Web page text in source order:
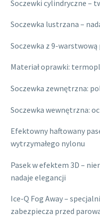
Soczewki cylindryczne –
Soczewka lustrzana –
Soczewka z 9-warstwową
Materiał oprawki:
Soczewka zewnętrzna:
Soczewka wewnętrzna:
Efektowny haftowany
wytrzymałego nylonu
Pasek w efektem 3D –
nadaje elegancji
Ice-Q Fog Away –
zabezpiecza przed